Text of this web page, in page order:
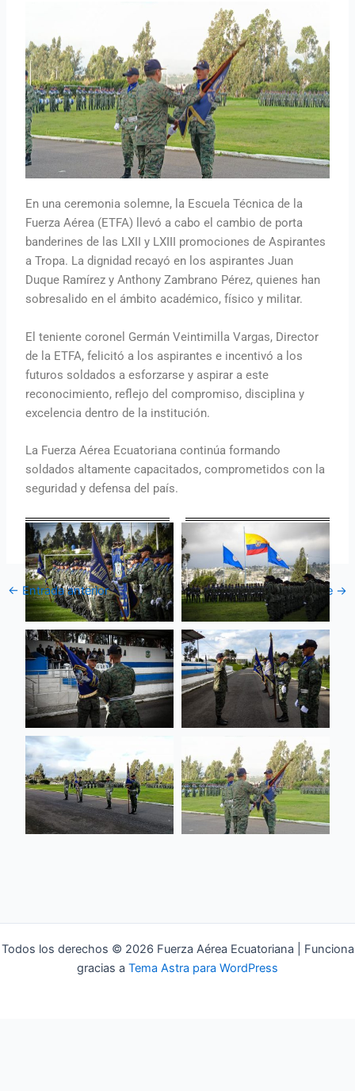
En una ceremonia solemne, la Escuela Técnica de la
Fuerza Aérea (ETFA) llevó a cabo el cambio de porta
banderines de las LXII y LXIII promociones de Aspirantes
a Tropa. La dignidad recayó en los aspirantes Juan
Duque Ramírez y Anthony Zambrano Pérez, quienes han
sobresalido en el ámbito académico, físico y militar.
El teniente coronel Germán Veintimilla Vargas, Director
de la ETFA, felicitó a los aspirantes e incentivó a los
futuros soldados a esforzarse y aspirar a este
reconocimiento, reflejo del compromiso, disciplina y
excelencia dentro de la institución.
La Fuerza Aérea Ecuatoriana continúa formando
soldados altamente capacitados, comprometidos con la
seguridad y defensa del país.
← Entrada anterior Entrada siguiente →
Todos los derechos © 2026 Fuerza Aérea Ecuatoriana | Funciona
gracias a Tema Astra para WordPress